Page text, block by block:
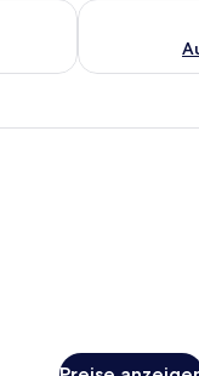
heute Nacht, Aug. 8
Überprüfe
ordentlich bezogenes